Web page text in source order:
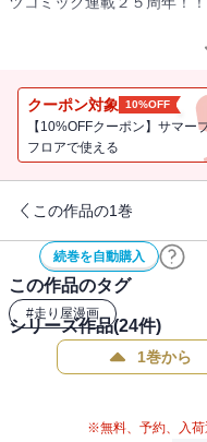
神奈川エリア最終戦！ プ
の座を懸けた決戦の時、迫
関東各地の峠で速いといわ
始まる！ プロジェクトＤ
クーポン対象 10%OFF
【10%OFFクーポン】サマー
フロアで使える
この作品の1巻
続巻を自動購入
この作品のタグ
#走り屋漫画
シリーズ作品(24件)
1巻から
※無料、予約、入荷